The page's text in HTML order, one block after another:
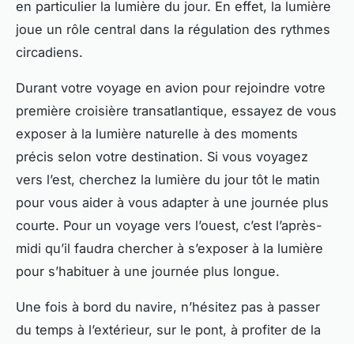
en particulier la lumière du jour. En effet, la lumière
joue un rôle central dans la régulation des rythmes
circadiens.
Durant votre voyage en avion pour rejoindre votre
première croisière transatlantique, essayez de vous
exposer à la lumière naturelle à des moments
précis selon votre destination. Si vous voyagez
vers l’est, cherchez la lumière du jour tôt le matin
pour vous aider à vous adapter à une journée plus
courte. Pour un voyage vers l’ouest, c’est l’après-
midi qu’il faudra chercher à s’exposer à la lumière
pour s’habituer à une journée plus longue.
Une fois à bord du navire, n’hésitez pas à passer
du temps à l’extérieur, sur le pont, à profiter de la